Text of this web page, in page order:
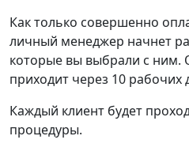
Как только совершенно
личный менеджер начнет
которые вы выбрали с ним.
приходит через 10 рабочих
Каждый клиент будет
процедуры.